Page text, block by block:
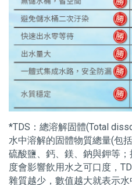
*TDS：總溶解固體(Total
水中溶解的固體物質總量(包
硫酸鹽、鈣、鎂、鈉與鉀等
度會影響飲用水之可口度，
雜質越少，數值越大就表示水